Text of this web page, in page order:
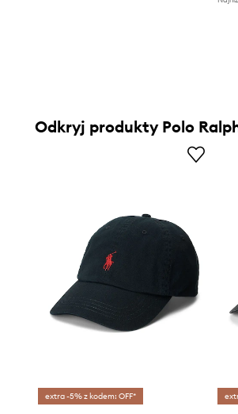
Odkryj produkty Polo
extra -5% z kodem: OFF*